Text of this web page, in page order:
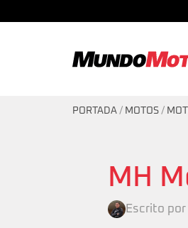
PORTADA / MOTOS /
MH
Escrito por